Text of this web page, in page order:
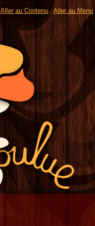
Aller au Contenu Aller au Menu